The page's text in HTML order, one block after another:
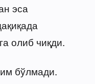
эса
олиб чиқди.
бўлмади.